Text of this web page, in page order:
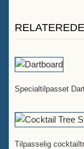
Specialtilpasset
Tilpasselig